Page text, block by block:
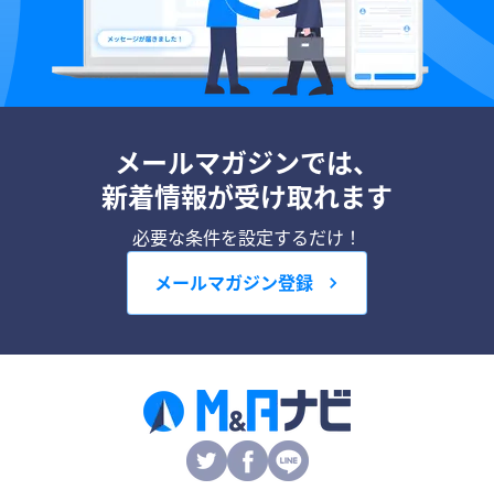
メールマガジンでは、
新着情報が受け取れます
必要な条件を設定するだけ！
メールマガジン登録